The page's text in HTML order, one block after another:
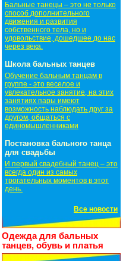
Бальные танецы – это не только
способ дополнительного
движения и развития
собственного тела, но и
удовольствие, дошедшее до нас
через века.
Школа бальных танцев
Обучение бальным танцам в
группе - это веселое и
увлекательное занятие, на этих
занятиях пары имеют
возможность наблюдать друг за
другом, общаться с
единомышленниками
Постановка бального танца
для свадьбы
И первый свадебный танец – это
всегда один из самых
трогательных моментов в этот
день.
Все новости
Одежда для бальных
танцев, обувь и платья